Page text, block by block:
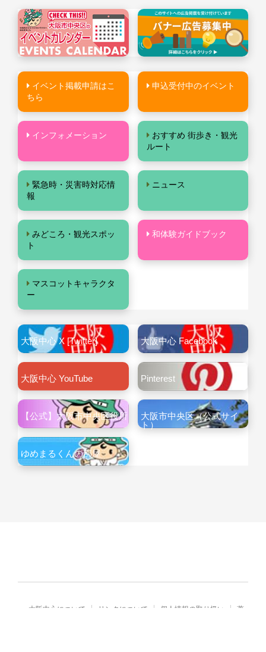
イベント掲載申請はこ
ちら
申込受付中のイベント
インフォメーション
おすすめ 街歩き・観光
ルート
緊急時・災害時対応情
報
ニュース
みどころ・観光スポッ
ト
和体験ガイドブック
マスコットキャラクタ
ー
大阪中心 X [Twitter] 大阪中心 Facebook
大阪中心 YouTube Pinterest
【公式】大阪市中央区役所
大阪市中央区（公式サイ
ト）
ゆめまるくんの部屋
大阪中心について リンクについて 個人情報の取り扱い
著